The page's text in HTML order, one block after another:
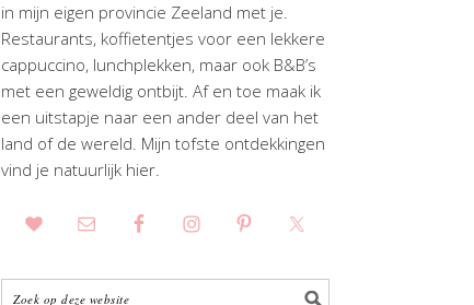
in mijn eigen provincie Zeeland met je.
Restaurants, koffietentjes voor een lekkere
cappuccino, lunchplekken, maar ook B&B’s
met een geweldig ontbijt. Af en toe maak ik
een uitstapje naar een ander deel van het
land of de wereld. Mijn tofste ontdekkingen
vind je natuurlijk hier.